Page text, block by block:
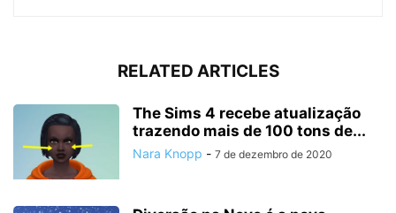
RELATED ARTICLES
The Sims 4 recebe atualização
trazendo mais de 100 tons de...
Nara Knopp - 7 de dezembro de 2020